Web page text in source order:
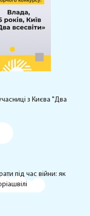
з Києва "Два
під час війни: як